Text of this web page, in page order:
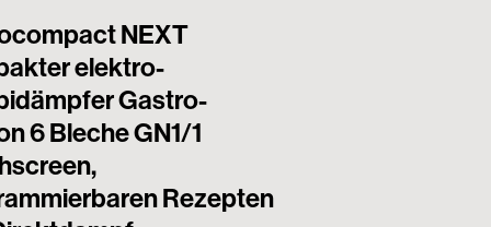
NEXT
elektro-
Gastro-
6 Bleche GN1/1
Rezepten